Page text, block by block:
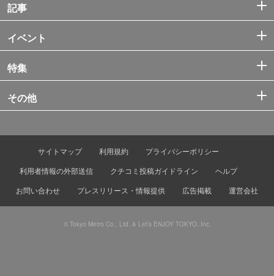
記事
イベント
特集
その他
サイトマップ 利用規約
プライバシーポリシー
利用者情報の外部送信
クチコミ投稿ガイドライン
ヘルプ
お問い合わせ
プレスリリース・情報提供 広告掲載 運営会社
© Tokyo Metro Co., Ltd. & Let’s ENJOY TOKYO, Inc.